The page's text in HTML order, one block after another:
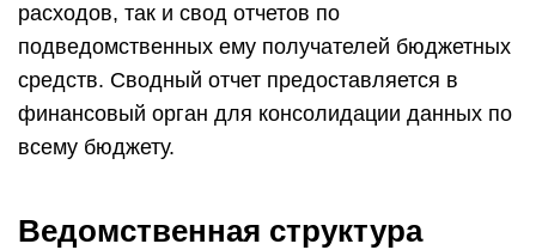
расходов, так и свод отчетов по
подведомственных ему получателей бюджетных
средств. Сводный отчет предоставляется в
финансовый орган для консолидации данных по
всему бюджету.
Ведомственная структура